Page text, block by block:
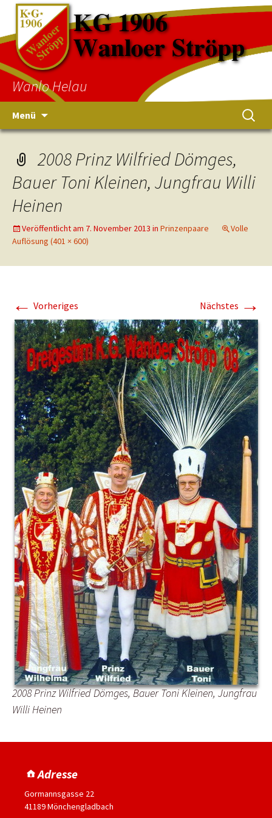
Wanlo Helau
Menü
2008 Prinz Wilfried Dömges,
Bauer Toni Kleinen, Jungfrau Willi
Heinen
Veröffentlicht am 7. November 2013 in Prinzenpaare
Volle
Auflösung (401 × 600)
← Vorheriges Nächstes →
2008 Prinz Wilfried Dömges, Bauer Toni Kleinen, Jungfrau
Willi Heinen
Adresse
Gormannsgasse 22
41189 Mönchengladbach